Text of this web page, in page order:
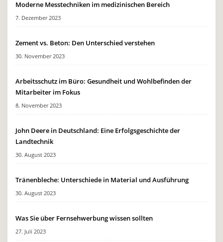
Moderne Messtechniken im medizinischen Bereich
7. Dezember 2023
Zement vs. Beton: Den Unterschied verstehen
30. November 2023
Arbeitsschutz im Büro: Gesundheit und Wohlbefinden der
Mitarbeiter im Fokus
8. November 2023
John Deere in Deutschland: Eine Erfolgsgeschichte der
Landtechnik
30. August 2023
Tränenbleche: Unterschiede in Material und Ausführung
30. August 2023
Was Sie über Fernsehwerbung wissen sollten
27. Juli 2023